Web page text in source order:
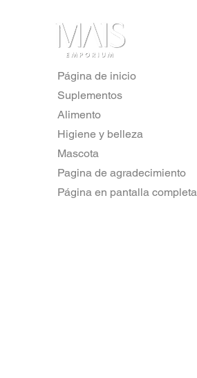
Página de inicio
Suplementos
Alimento
Higiene y belleza
Mascota
Pagina de agradecimiento
Página en pantalla completa